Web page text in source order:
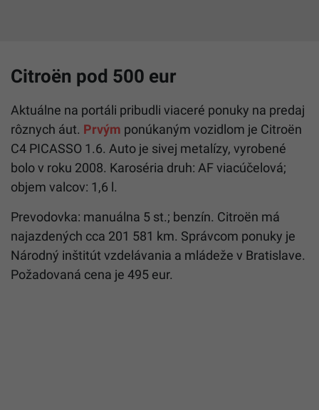
Citroën pod 500 eur
Aktuálne na portáli pribudli viaceré ponuky na predaj
rôznych áut. Prvým ponúkaným vozidlom je Citroën
C4 PICASSO 1.6. Auto je sivej metalízy, vyrobené
bolo v roku 2008. Karoséria druh: AF viacúčelová;
objem valcov: 1,6 l.
Prevodovka: manuálna 5 st.; benzín. Citroën má
najazdených cca 201 581 km. Správcom ponuky je
Národný inštitút vzdelávania a mládeže v Bratislave.
Požadovaná cena je 495 eur.